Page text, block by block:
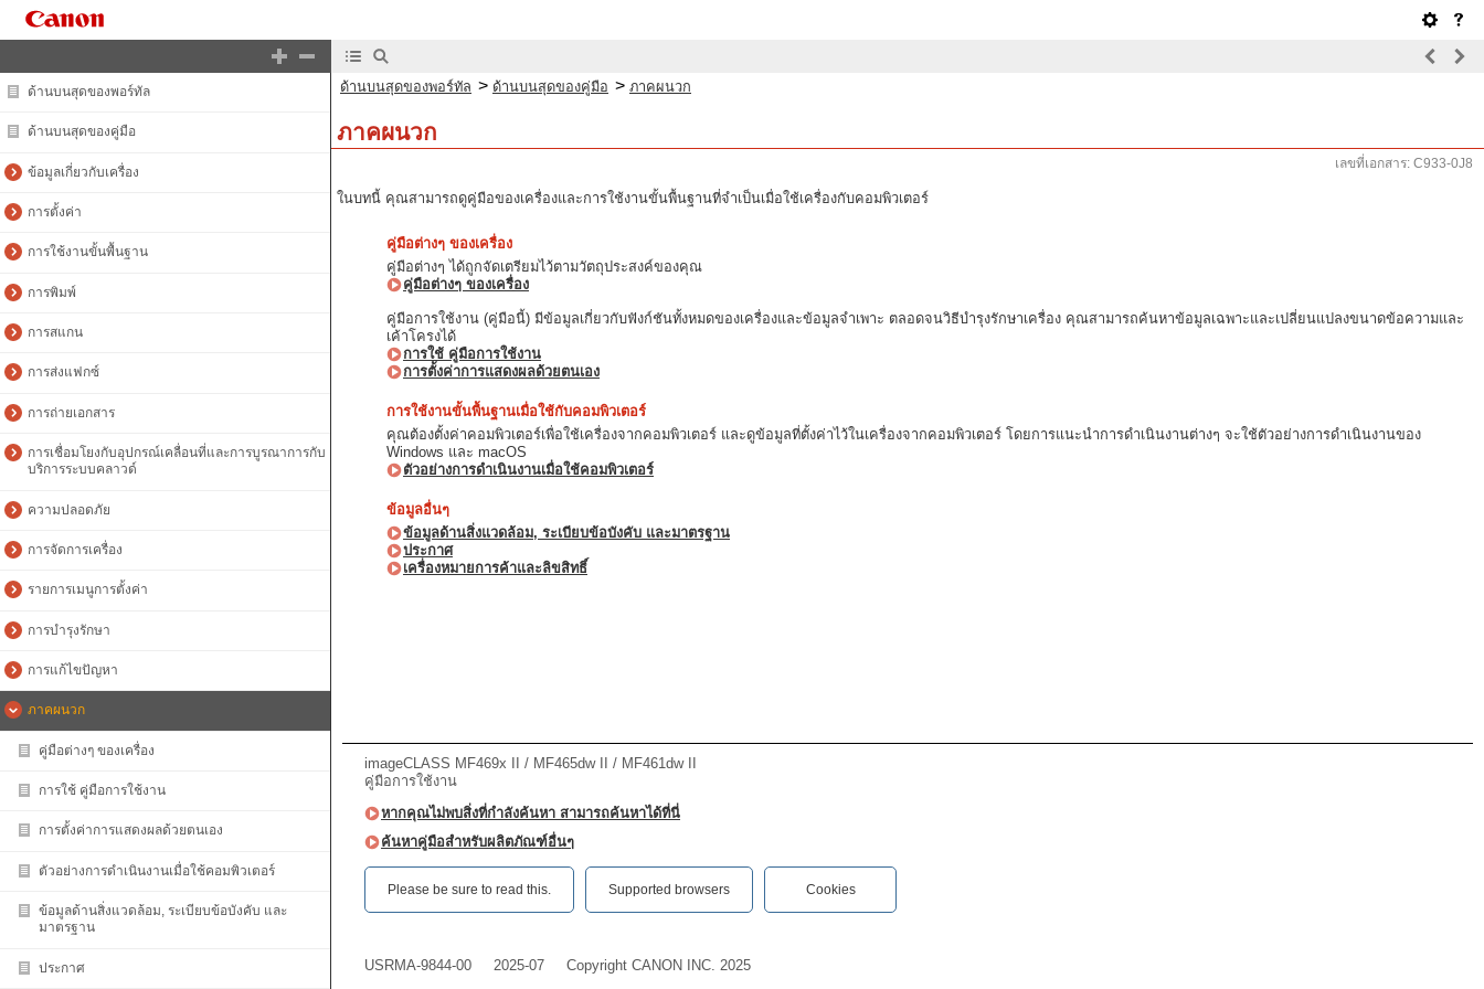
ด้านบนสุดของพอร์ทัล
ด้านบนสุดของคู่มือ
ข้อมูลเกี่ยวกับเครื่อง
การตั้งค่า
การใช้งานขั้นพื้นฐาน
การพิมพ์
การสแกน
การส่งแฟกซ์
การถ่ายเอกสาร
การเชื่อมโยงกับอุปกรณ์เคลื่อนที่และการบูรณาการกับ
บริการระบบคลาวด์
ความปลอดภัย
การจัดการเครื่อง
รายการเมนูการตั้งค่า
การบำรุงรักษา
การแก้ไขปัญหา
ภาคผนวก
คู่มือต่างๆ ของเครื่อง
การใช้ คู่มือการใช้งาน
การตั้งค่าการแสดงผลด้วยตนเอง
ตัวอย่างการดำเนินงานเมื่อใช้คอมพิวเตอร์
ข้อมูลด้านสิ่งแวดล้อม, ระเบียบข้อบังคับ และ
มาตรฐาน
ประกาศ
ด้านบนสุดของพอร์ทัล > ด้านบนสุดของคู่มือ > ภาคผนวก
ภาคผนวก
เลขที่เอกสาร: C933-0J8
ในบทนี้ คุณสามารถดูคู่มือของเครื่องและการใช้งานขั้นพื้นฐานที่จำเป็นเมื่อใช้เครื่องกับคอมพิวเตอร์
คู่มือต่างๆ ของเครื่อง
คู่มือต่างๆ ได้ถูกจัดเตรียมไว้ตามวัตถุประสงค์ของคุณ
คู่มือต่างๆ ของเครื่อง
คู่มือการใช้งาน (คู่มือนี้) มีข้อมูลเกี่ยวกับฟังก์ชันทั้งหมดของเครื่องและข้อมูลจำเพาะ ตลอดจนวิธีบำรุงรักษาเครื่อง คุณสามารถค้นหาข้อมูลเฉพาะและเปลี่ยนแปลงขนาดข้อความและ
เค้าโครงได้
การใช้ คู่มือการใช้งาน
การตั้งค่าการแสดงผลด้วยตนเอง
การใช้งานขั้นพื้นฐานเมื่อใช้กับคอมพิวเตอร์
คุณต้องตั้งค่าคอมพิวเตอร์เพื่อใช้เครื่องจากคอมพิวเตอร์ และดูข้อมูลที่ตั้งค่าไว้ในเครื่องจากคอมพิวเตอร์ โดยการแนะนำการดำเนินงานต่างๆ จะใช้ตัวอย่างการดำเนินงานของ
Windows และ macOS
ตัวอย่างการดำเนินงานเมื่อใช้คอมพิวเตอร์
ข้อมูลอื่นๆ
ข้อมูลด้านสิ่งแวดล้อม, ระเบียบข้อบังคับ และมาตรฐาน
ประกาศ
เครื่องหมายการค้าและลิขสิทธิ์
imageCLASS MF469x II / MF465dw II / MF461dw II
คู่มือการใช้งาน
หากคุณไม่พบสิ่งที่กำลังค้นหา สามารถค้นหาได้ที่นี่
ค้นหาคู่มือสำหรับผลิตภัณฑ์อื่นๆ
Please be sure to read this.‎ Supported browsers Cookies
USRMA-9844-00 2025-07 Copyright CANON INC. 2025